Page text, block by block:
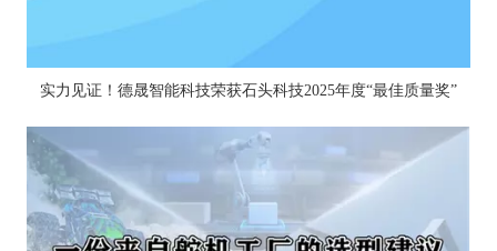
实力见证！德晟智能科技荣获石头科技2025年度“最佳质量奖”